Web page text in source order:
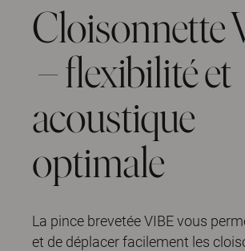
Cloisonnette
– flexibilité et
acoustique
optimale
La pince brevetée VIBE vous
et de déplacer facilement les